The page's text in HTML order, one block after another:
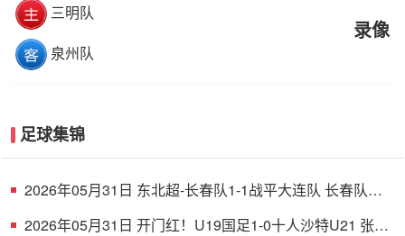
三明队
泉州队
录像
足球集锦
2026年05月31日 东北超-长春队1-1战平大连队 长春队点
2026年05月31日 开门红！U19国足1-0十人沙特U21 张家